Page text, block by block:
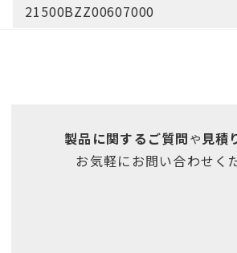
21500BZZ00607000
製品に関するご質問 や見積
お気軽にお問い合わせく